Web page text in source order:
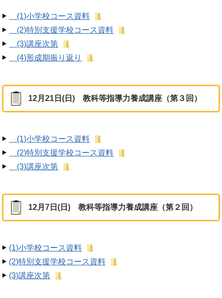
(1)小学校コース資料
(2)特別支援学校コース資料
(3)講座次第
(4)形成期振り返り
12月21日(日) 教科等指導力養成講座（第３回）
(1)小学校コース資料
(2)特別支援学校コース資料
(3)講座次第
12月7日(日) 教科等指導力養成講座（第２回）
(1)小学校コース資料
(2)特別支援学校コース資料
(3)講座次第